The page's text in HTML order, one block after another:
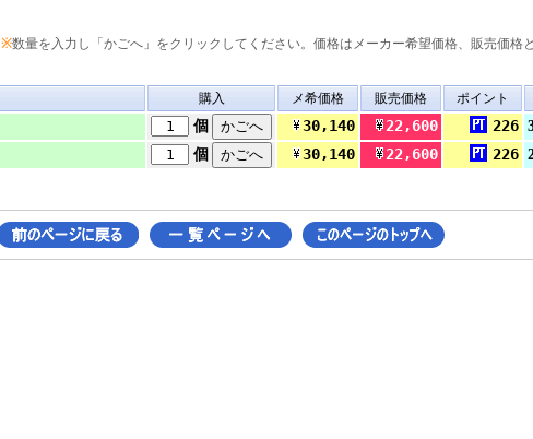
※数量を入力し「かごへ」をクリックしてください。価格はメーカー希望価格、販売価格
購入 メ希価格 販売価格 ポイント
個 30,140 22,600 226
個 30,140 22,600 226